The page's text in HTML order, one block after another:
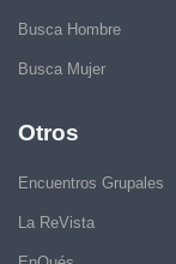
Busca Hombre
Busca Mujer
Otros
Encuentros Grupales
La ReVista